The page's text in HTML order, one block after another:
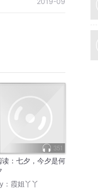
351
读：七夕，今夕是何
： 霞姐丫丫